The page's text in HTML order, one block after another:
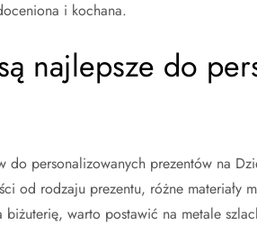
i kochana.
najlepsze do
do personalizowanych prezentów na
od rodzaju prezentu, różne
biżuterię, warto postawić na metale